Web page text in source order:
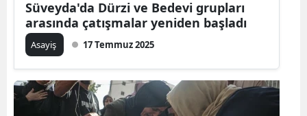
Süveyda'da Dürzi ve Bedevi grupları
arasında çatışmalar yeniden başladı
Asayiş 17 Temmuz 2025